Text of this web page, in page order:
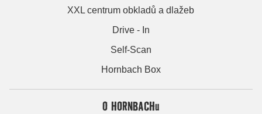
XXL centrum obkladů a dlažeb
Drive - In
Self-Scan
Hornbach Box
O HORNBACHu